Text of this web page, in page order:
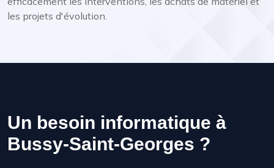
les projets d'évolution.
Un besoin informatique à
Bussy-Saint-Georges ?